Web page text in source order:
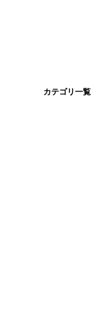
カテゴリ一覧